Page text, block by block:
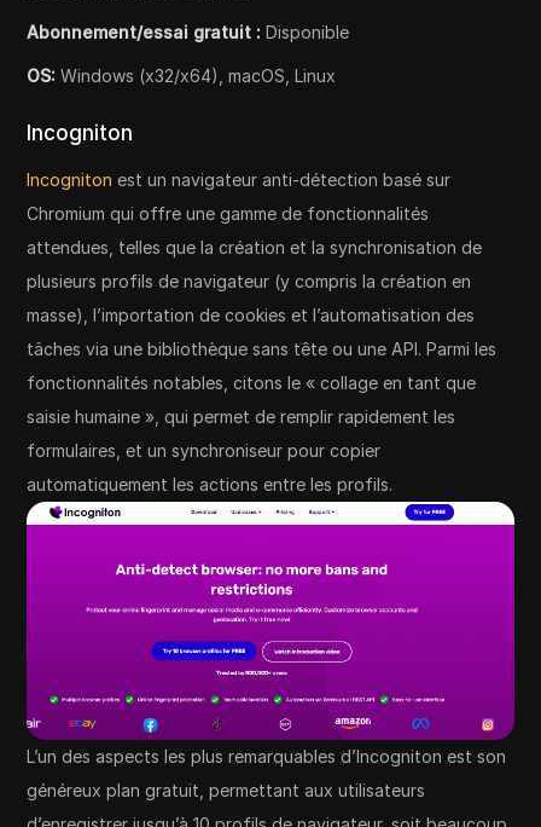
Abonnement/essai gratuit : Disponible
OS: Windows (x32/x64), macOS, Linux
Incogniton
Incogniton est un navigateur anti-détection basé sur
Chromium qui offre une gamme de fonctionnalités
attendues, telles que la création et la synchronisation de
plusieurs profils de navigateur (y compris la création en
masse), l’importation de cookies et l’automatisation des
tâches via une bibliothèque sans tête ou une API. Parmi les
fonctionnalités notables, citons le « collage en tant que
saisie humaine », qui permet de remplir rapidement les
formulaires, et un synchroniseur pour copier
automatiquement les actions entre les profils.
L’un des aspects les plus remarquables d’Incogniton est son
généreux plan gratuit, permettant aux utilisateurs